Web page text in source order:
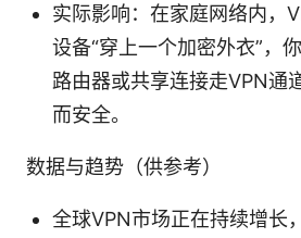
实际影响：在家庭网络内，
设备“穿上一个加密外衣”，
路由器或共享连接走VPN通
而安全。
数据与趋势（供参考）
全球VPN市场正在持续增长